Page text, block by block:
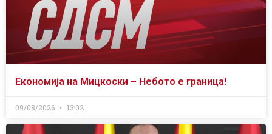
Економија на Мицкоски – Небото е граница!
09/08/2026 13:02